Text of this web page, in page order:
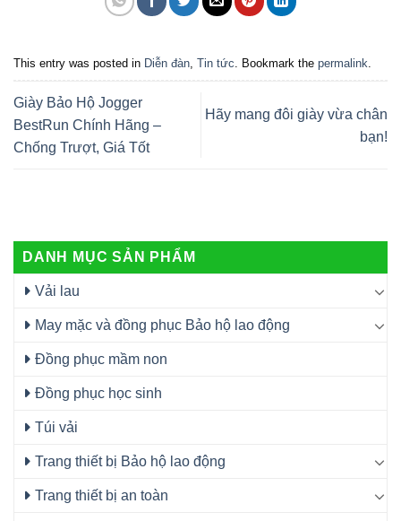
This entry was posted in Diễn đàn, Tin tức. Bookmark the permalink.
Giày Bảo Hộ Jogger
BestRun Chính Hãng –
Chống Trượt, Giá Tốt
Hãy mang đôi giày vừa chân
bạn!
DANH MỤC SẢN PHẨM
Vải lau
May mặc và đồng phục Bảo hộ lao động
Đồng phục mầm non
Đồng phục học sinh
Túi vải
Trang thiết bị Bảo hộ lao động
Trang thiết bị an toàn